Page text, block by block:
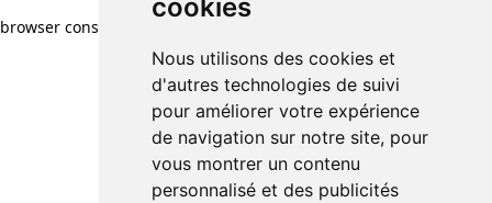
cookies
Nous utilisons des cookies et
d'autres technologies de suivi
pour améliorer votre expérience
de navigation sur notre site, pour
vous montrer un contenu
personnalisé et des publicités
browser console for more information)